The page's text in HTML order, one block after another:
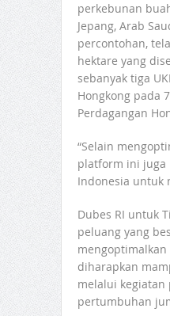
perkebunan
Jepang, Arab
percontohan,
hektare yang
sebanyak tiga
Hongkong pada
Perdagangan
“Selain
platform ini juga
Indonesia untuk
Dubes RI untuk
peluang yang
diharapkan
melalui kegiatan
pertumbuhan